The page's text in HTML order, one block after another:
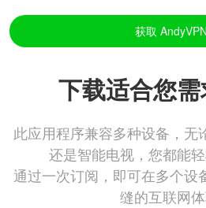
获取 AndyVPN
下载适合您
此应用程序兼容多种设备，无
还是智能电视，您都能轻
通过一次订阅，即可在多个设
缝的互联网体